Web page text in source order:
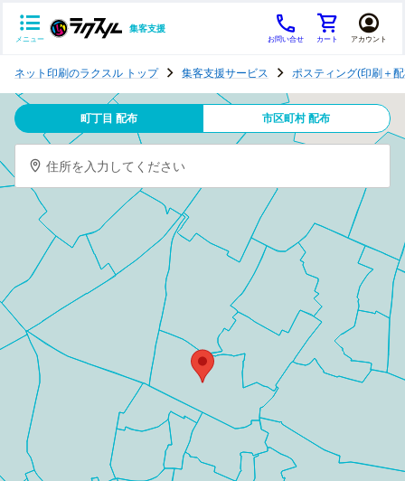
メニュー
集客支援
お問い合せ カート アカウント
テ
ン
グ
ネット印刷のラクスル トップ 集客支援サービス ポスティング(印刷＋
町丁目 配布 市区町村 配布
住所を入力してください